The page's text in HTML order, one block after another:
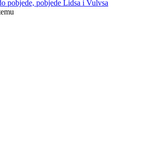
pobjede, pobjede Lidsa i Vulvsa